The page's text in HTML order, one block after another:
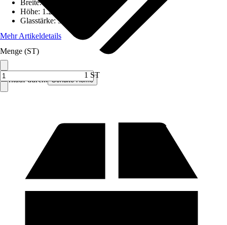
Verkauf durch: Schulte Home
Breite:
Höhe: 1.210 mm
Glasstärke:3 mm
Mehr Artikeldetails
Menge (ST)
1 ST